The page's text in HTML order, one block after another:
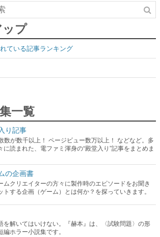
プ
ている記事ランキング
一覧
り記事
数が数千以上！ ページビュー数万以上！ などなど。多
に読まれた、電ファミ渾身の“殿堂入り”記事をまとめま
の企画書
ムクリエイターの方々に製作時のエピソードをお聞き
トする企画（ゲーム）とは何か？を探っていきます。
を解いてはいけない。『赫本』は、〈試験問題〉の形
編ホラー小説集です。